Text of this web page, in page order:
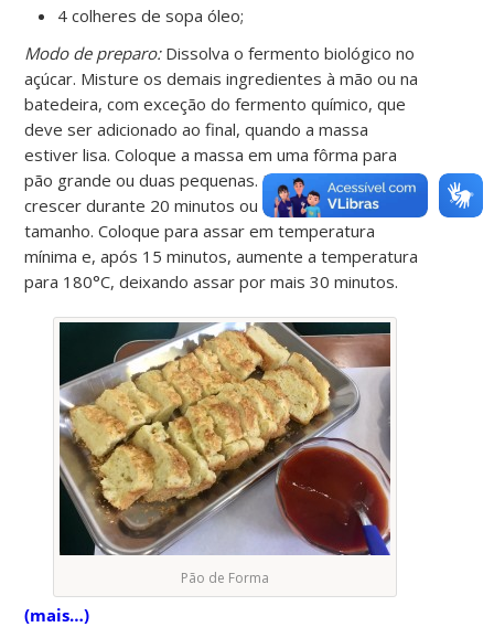
4 colheres de sopa óleo;
Modo de preparo: Dissolva o fermento biológico no
açúcar. Misture os demais ingredientes à mão ou na
batedeira, com exceção do fermento químico, que
deve ser adicionado ao final, quando a massa
estiver lisa. Coloque a massa em uma fôrma para
pão grande ou duas pequenas. Deixe a massa
crescer durante 20 minutos ou até dobrar de
tamanho. Coloque para assar em temperatura
mínima e, após 15 minutos, aumente a temperatura
para 180°C, deixando assar por mais 30 minutos.
Pão de Forma
(mais…)